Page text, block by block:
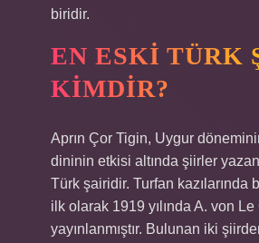
biridir.
EN ESKI TÜRK
KIMDIR?
Aprın Çor Tigin, Uygur
dininin etkisi altında şiirler
Türk şairidir. Turfan kazılarında
ilk olarak 1919 yılında A. von Le
yayınlanmıştır. Bulunan iki